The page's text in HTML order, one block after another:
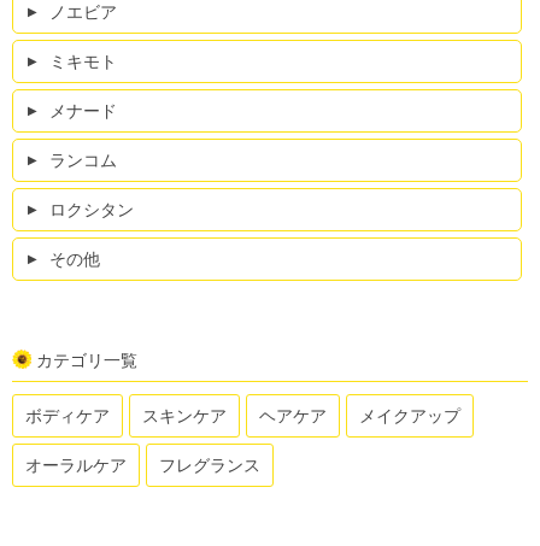
ノエビア
ミキモト
メナード
ランコム
ロクシタン
その他
カテゴリ一覧
ボディケア スキンケア ヘアケア メイクアップ
オーラルケア フレグランス